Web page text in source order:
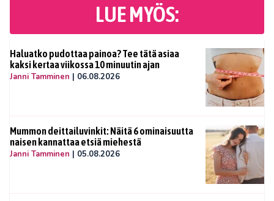
LUE MYÖS:
Haluatko pudottaa painoa? Tee tätä asiaa
kaksi kertaa viikossa 10 minuutin ajan
Janni Tamminen | 06.08.2026
Mummon deittailuvinkit: Näitä 6 ominaisuutta
naisen kannattaa etsiä miehestä
Janni Tamminen | 05.08.2026